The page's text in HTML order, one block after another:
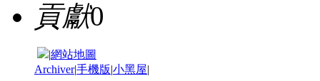
貢獻0
|網站地圖
Archiver|手機版|小黑屋|